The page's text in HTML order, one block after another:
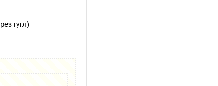
гугл)